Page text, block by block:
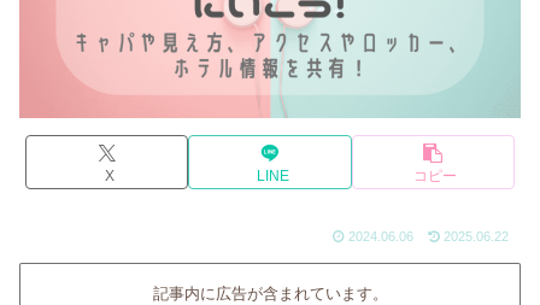
X LINE コピー
2024.06.06 2025.06.22
記事内に広告が含まれています。